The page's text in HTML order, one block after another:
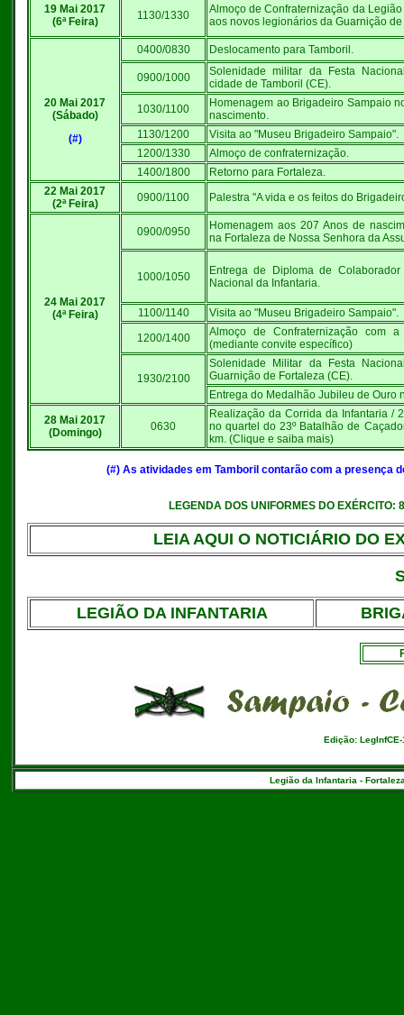
19 Mai 2017
(6ª Feira)
1130/1330
Almoço de Confraternização da
aos novos legionários da Guarnição
20 Mai 2017
(Sábado)
(#)
0400/0830 Deslocamento para Tamboril.
0900/1000
Solenidade militar da Festa
cidade de Tamboril (CE).
1030/1100
Homenagem ao Brigadeiro Sampaio
nascimento.
1130/1200
Visita ao "Museu Brigadeiro Sampaio".
1200/1330
Almoço de confraternização.
1400/1800
Retorno para Fortaleza.
22 Mai 2017
(2ª Feira)
0900/1100 Palestra "A vida e os feitos do
24 Mai 2017
(4ª Feira)
0900/0950
Homenagem aos 207 Anos de
na Fortaleza de Nossa Senhora da
1000/1050
Entrega de Diploma de
Nacional da Infantaria.
1100/1140
Visita ao "Museu Brigadeiro Sampaio".
1200/1400
Almoço de Confraternização com
(mediante convite específico)
1930/2100
Solenidade Militar da Festa
Guarnição de Fortaleza (CE).
Entrega do Medalhão Jubileu de Ouro
28 Mai 2017
(Domingo)
0630
Realização da Corrida da Infantaria /
no quartel do 23º Batalhão de
km. (Clique e saiba mais)
(#) As atividades em Tamboril contarão com a presença
LEGENDA DOS UNIFORMES DO
LEIA AQUI O NOTICIÁRIO DO
LEGIÃO DA INFANTARIA
Edição: LegInfCE-
Legião da Infantaria -